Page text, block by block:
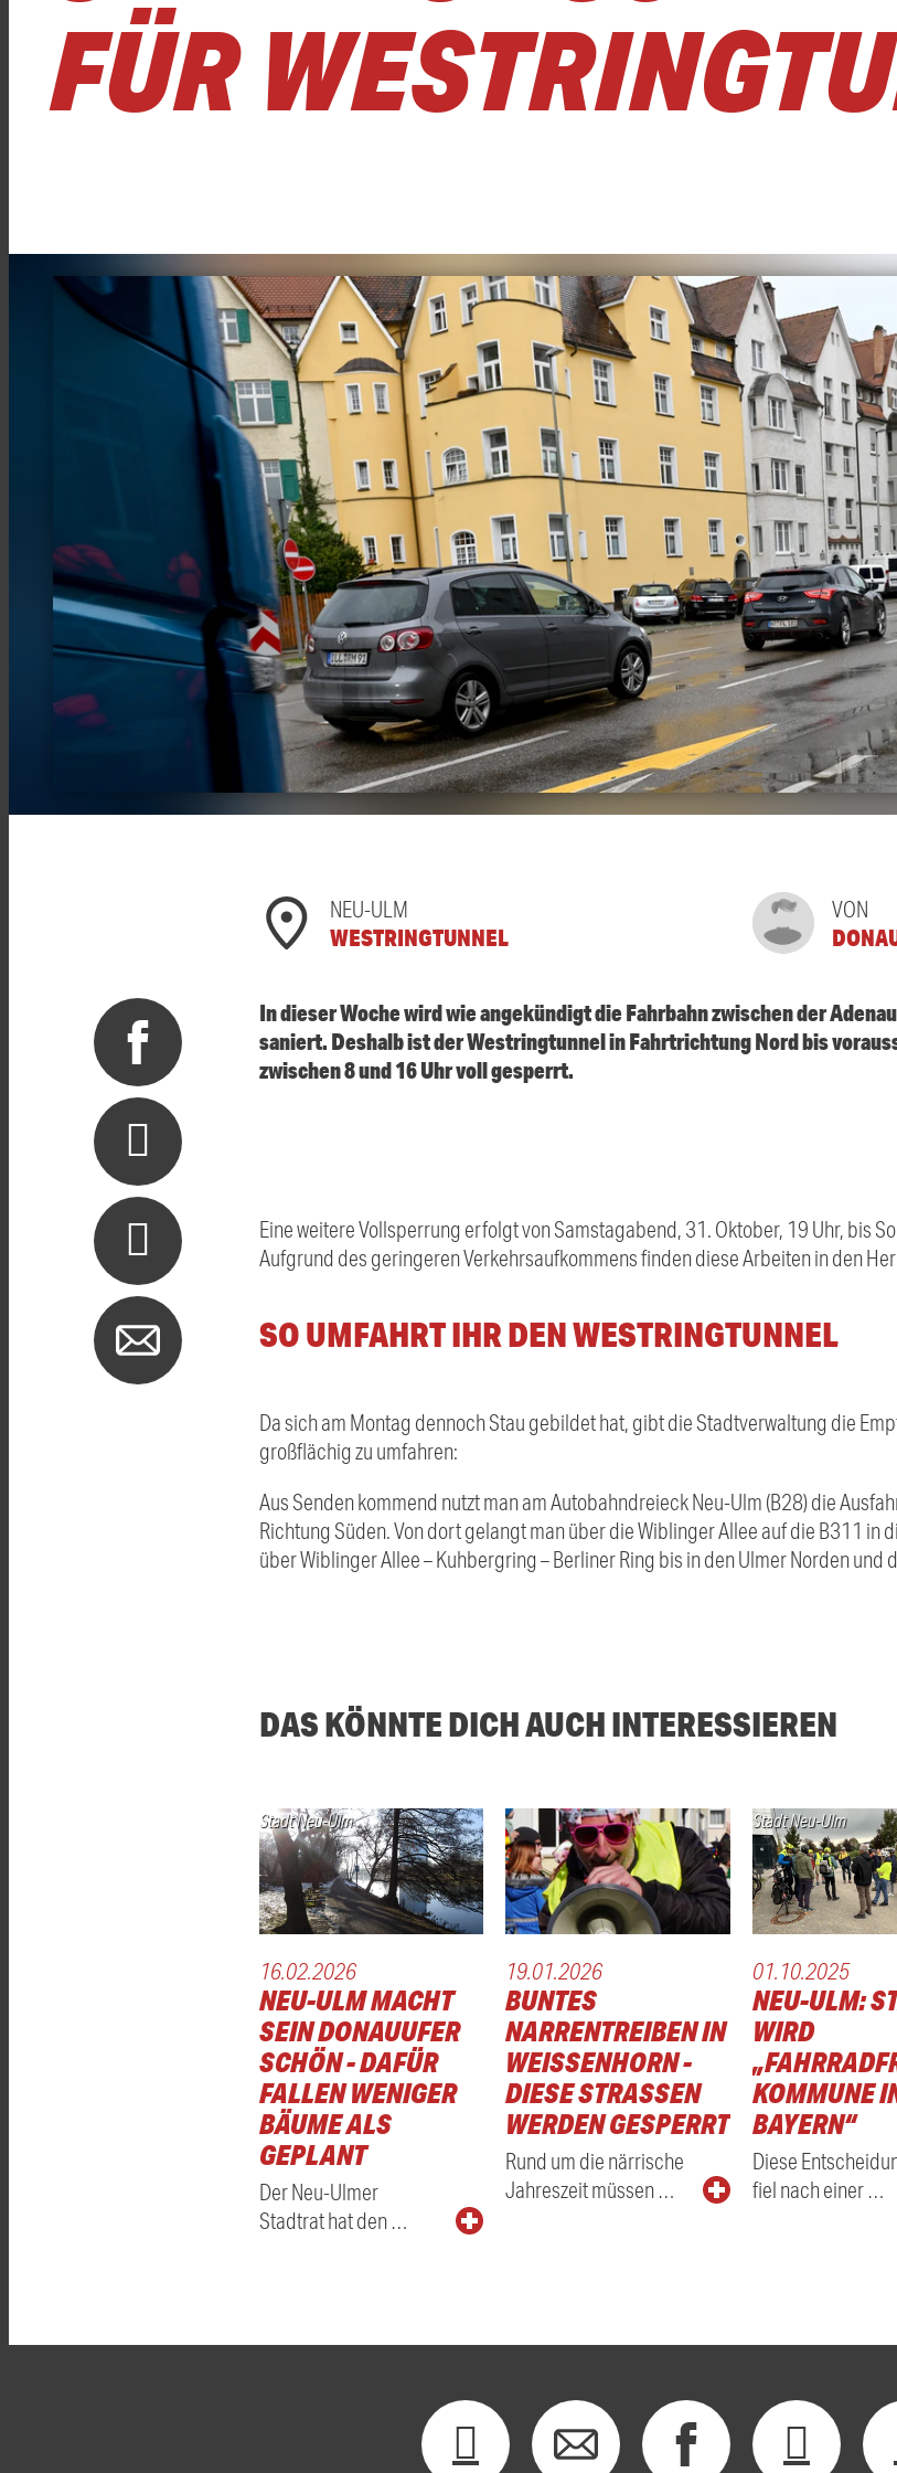
FÜR
NEU-ULM
WESTRINGTUNNEL
VON
In dieser Woche wird wie angekündigt die Fahrbahn zwischen der
saniert. Deshalb ist der Westringtunnel in Fahrtrichtung Nord bis
zwischen 8 und 16 Uhr voll gesperrt.
Eine weitere Vollsperrung erfolgt von Samstagabend, 31. Oktober, 19 Uhr, bis
Aufgrund des geringeren Verkehrsaufkommens finden diese Arbeiten in den
SO UMFAHRT IHR DEN WESTRINGTUNNEL
Da sich am Montag dennoch Stau gebildet hat, gibt die Stadtverwaltung die
großflächig zu umfahren:
Aus Senden kommend nutzt man am Autobahndreieck Neu-Ulm (B28) die
Richtung Süden. Von dort gelangt man über die Wiblinger Allee auf die B311 in
über Wiblinger Allee – Kuhbergring – Berliner Ring bis in den Ulmer Norden und
DAS KÖNNTE DICH AUCH INTERESSIEREN
Stadt Neu-Ulm
16.02.2026
NEU-ULM MACHT
SEIN DONAUUFER
SCHÖN - DAFÜR
FALLEN WENIGER
BÄUME ALS
GEPLANT
Der Neu-Ulmer
Stadtrat hat den …
19.01.2026
BUNTES
NARRENTREIBEN IN
WEISSENHORN - D
IESE STRASSEN WE
RDEN GESPERRT
Rund um die närrische
Jahreszeit müssen …
Stadt Neu-Ulm
01.10.2025
NEU-ULM:
WIRD
KOMMUNE
BAYERN“
Diese
fiel nach einer …